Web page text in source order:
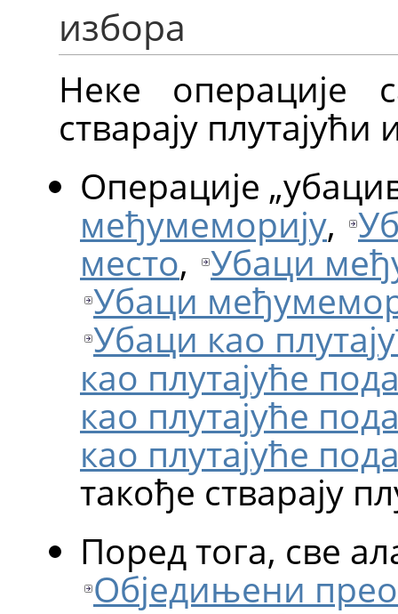
избора
Неке операције
стварају плутајући
Операције „
међумеморију,
место, Убаци
Убаци
Убаци као
као плутајуће
као плутајуће
као плутајуће
такође стварају
Поред тога, све
Обједињени